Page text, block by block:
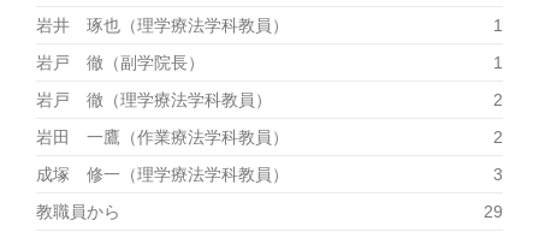
岩井 琢也（理学療法学科教員）
1
岩戸 徹（副学院長）
1
岩戸 徹（理学療法学科教員）
2
岩田 一鷹（作業療法学科教員）
2
成塚 修一（理学療法学科教員）
3
教職員から
29